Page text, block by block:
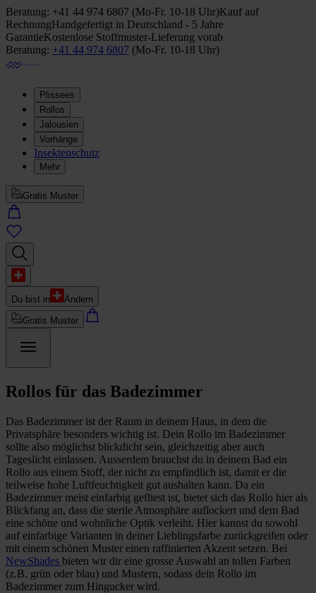
Beratung: +41 44 974 6807 (Mo-Fr. 10-18 Uhr)Kauf auf
RechnungHandgefertigt in Deutschland - 5 Jahre
GarantieKostenlose Stoffmuster-Lieferung vorab
Beratung: +41 44 974 6807 (Mo-Fr. 10-18 Uhr)
Plissees
Rollos
Jalousien
Vorhänge
Insektenschutz
Mehr
Gratis Muster
Du bist in
Ändern
Gratis Muster
Rollos für das Badezimmer
Das Badezimmer ist der Raum in deinem Haus, in dem die
Privatsphäre besonders wichtig ist. Dein Rollo im Badezimmer
sollte also möglichst blickdicht sein, gleichzeitig aber auch
Tageslicht einlassen. Ausserdem brauchst du in deinem Bad ein
Rollo aus einem Stoff, der nicht zu empfindlich ist, damit er die
teilweise hohe Luftfeuchtigkeit gut aushalten kann. Da ein
Badezimmer meist einfarbig gefliest ist, bietet sich das Rollo hier als
Blickfang an, dass die sterile Atmosphäre auflockert und dem Bad
eine schöne und wohnliche Optik verleiht. Hier kannst du sowohl
auf einfarbige Varianten in deiner Lieblingsfarbe zurückgreifen oder
mit einem schönen Muster einen raffinierten Akzent setzen. Bei
NewShades bieten wir dir eine grosse Auswahl an tollen Farben
(z.B. grün oder blau) und Mustern, sodass dein Rollo im
Badezimmer zum Hingucker wird.